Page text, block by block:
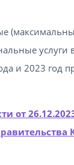
и 2023 год
от